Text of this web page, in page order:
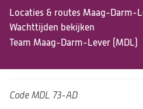
Locaties & routes Maag-Darm-
Wachttijden bekijken
Team Maag-Darm-Lever (MDL)
Code MDL 73-AD